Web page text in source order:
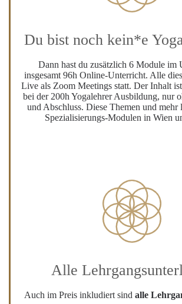
Du bist noch kein*e
Dann hast du zusätzlich 6 Module im
insgesamt 96h Online-Unterricht. Alle
Live als Zoom Meetings statt. Der Inhalt
bei der 200h Yogalehrer Ausbildung, nur
und Abschluss. Diese Themen und mehr
Spezialisierungs-Modulen in Wien
Alle
Auch im Preis inkludiert sind alle